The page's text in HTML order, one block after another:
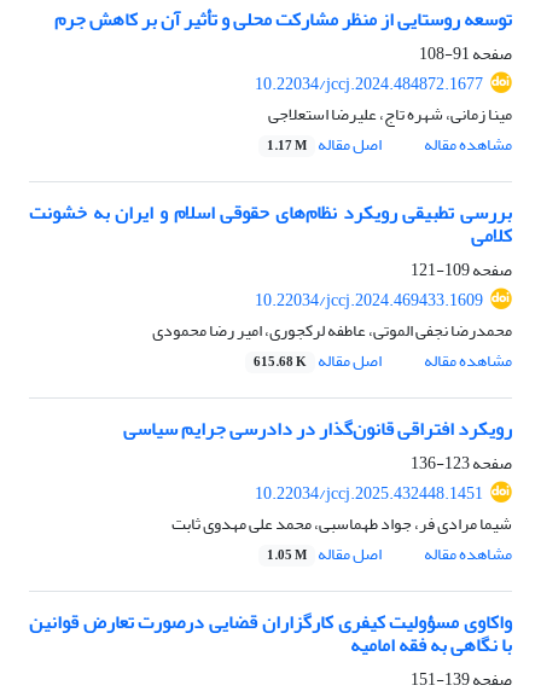
توسعه روستایی از منظر مشارکت محلی و تأثیر آن بر کاهش جرم
صفحه91-108
10.22034/jccj.2024.484872.1677
مینا زمانی، شهره تاج، علیرضا استعلاجی
مشاهده مقاله
اصل مقاله 1.17 M
بررسی تطبیقی رویکرد نظام‌های حقوقی اسلام و ایران به خشونت‌
کلامی
صفحه109-121
10.22034/jccj.2024.469433.1609
محمدرضا نجفی الموتی، عاطفه لرکجوری، امیر رضا محمودی
مشاهده مقاله
اصل مقاله 615.68 K
رویکرد افتراقی قانون‌گذار در دادرسی جرایم سیاسی
صفحه123-136
10.22034/jccj.2025.432448.1451
شیما مرادی فر، جواد طهماسبی، محمد علی مهدوی ثابت
مشاهده مقاله
اصل مقاله 1.05 M
واکاوی مسؤولیت کیفری کارگزاران قضایی درصورت تعارض قوانین
با نگاهی به فقه امامیه
صفحه139-151